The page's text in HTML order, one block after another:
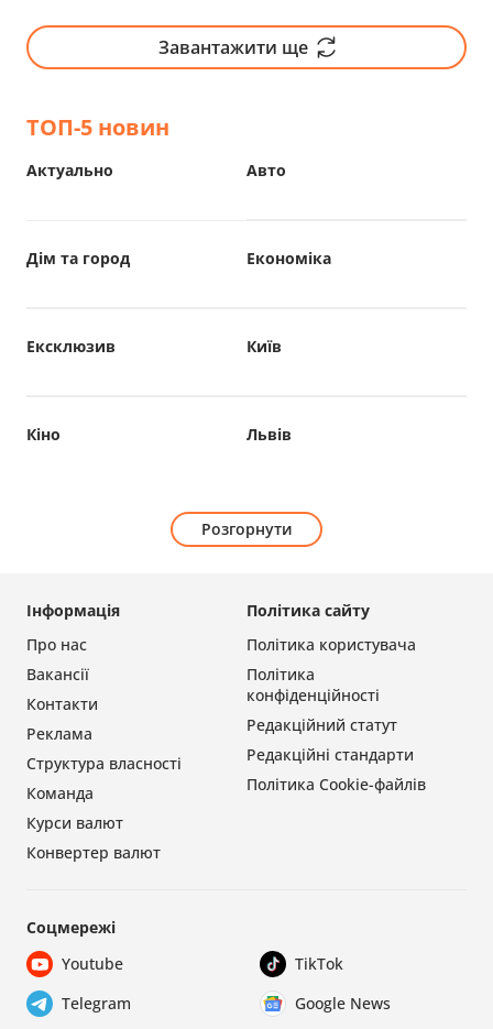
Завантажити ще
ТОП-5 новин
Авто
Актуально
Дім та город Економіка
Ексклюзив Київ
Кіно Львів
Розгорнути
Політика сайту
Політика користувача
Політика
конфіденційності
Редакційний статут
Редакційні стандарти
Політика Cookie-файлів
Інформація
Про нас
Вакансії
Контакти
Реклама
Структура власності
Команда
Курси валют
Конвертер валют
Соцмережі
Youtube
TikTok
Telegram
Google News